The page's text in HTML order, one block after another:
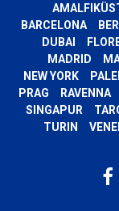
BARCELONA
DUBAI
MADRID
NEW YORK
PRAG
RAVENNA
SINGAPUR
TURIN